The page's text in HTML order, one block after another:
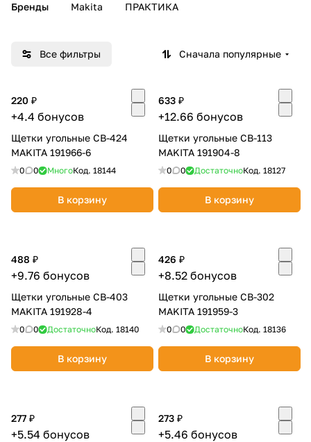
Бренды Makita ПРАКТИКА
Все фильтры Сначала популярные
220 ₽
+4.4 бонусов
Щетки угольные CB-424
MAKITA 191966-6
0 0 МногоКод. 18144
В корзину
633 ₽
+12.66 бонусов
Щетки угольные CB-113
MAKITA 191904-8
0 0 ДостаточноКод. 18127
В корзину
488 ₽
+9.76 бонусов
Щетки угольные CB-403
MAKITA 191928-4
0 0 ДостаточноКод. 18140
В корзину
426 ₽
+8.52 бонусов
Щетки угольные CB-302
MAKITA 191959-3
0 0 ДостаточноКод. 18136
В корзину
277 ₽
+5.54 бонусов
273 ₽
+5.46 бонусов
25%
Оплачивайте сегодня только
25% картой любого банка
Получайте товар
выбранный способом
75% будут
списываться
с вашей карты
по25%каждые 2 недели
Подробнее